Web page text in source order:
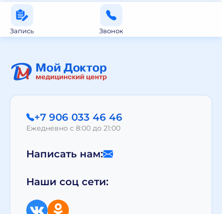
Запись Звонок
+7 906 033 46 46
Ежедневно с 8:00 до 21:00
Написать нам:
Наши соц сети: